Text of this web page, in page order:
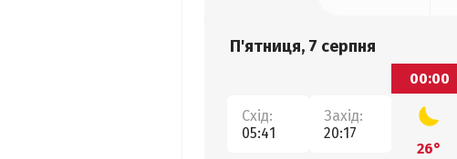
П'ятниця, 7 серпня
Схід:
05:41
Захід:
20:17
00:00
26°